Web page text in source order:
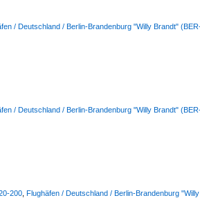
/ Deutschland / Berlin-Brandenburg "Willy Brandt"
/ Deutschland / Berlin-Brandenburg "Willy Brandt"
200 Flughäfen / Deutschland / Berlin-Brandenburg